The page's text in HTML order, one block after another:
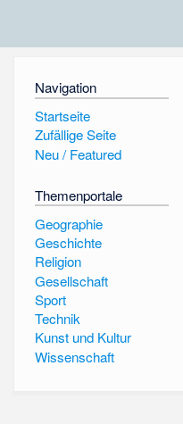
Navigation
Startseite
Zufällige Seite
Neu / Featured
Themenportale
Geographie
Geschichte
Religion
Gesellschaft
Sport
Technik
Kunst und Kultur
Wissenschaft